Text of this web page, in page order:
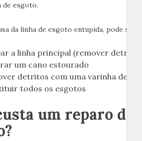
de esgoto.
da linha de esgoto entupida, pode ser
a linha principal (remover
um cano estourado
detritos com uma varinha de
todos os esgotos
um reparo de